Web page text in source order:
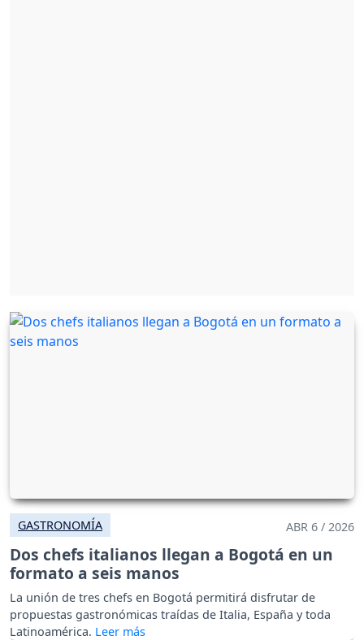
GASTRONOMÍA ABR 6 / 2026
Dos chefs italianos llegan a Bogotá en un
formato a seis manos
La unión de tres chefs en Bogotá permitirá disfrutar de
propuestas gastronómicas traídas de Italia, España y toda
Latinoamérica.